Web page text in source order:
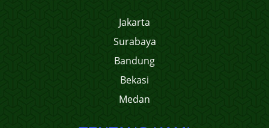
Jakarta
Surabaya
Bandung
Bekasi
Medan